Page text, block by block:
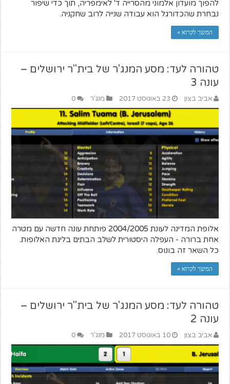
להפוך מועדון אלמוני מהסרייה ד' לאימפריה, תוך כדי שיפור
נבחרת שהכדורגל הוא עבודה שנייה לרוב שחקניה.
המשך לקרוא »
טהורה לעד: מסע המנג'ר של בית"ר ירושלים –
עונה 3
אביב בצון 23 באוגוסט 2017 מנג'ר 0
אלופת המדינה לעונת 2004/2005 פותחת עונה חדשה עם מטרה
אחת ברורה - העפלה היסטורית לשלב הבתים בליגת האלופות.
כל השאר זה בונוס.
המשך לקרוא »
טהורה לעד: מסע המנג'ר של בית"ר ירושלים –
עונה 2
אביב בצון 10 באוגוסט 2017 מנג'ר 0